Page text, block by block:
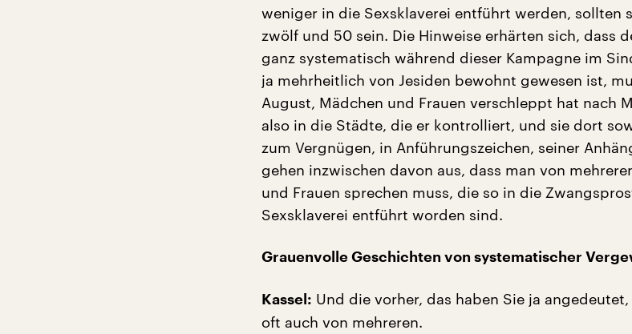
weniger in die Sexsklaverei entführt werden, sollten
zwölf und 50 sein. Die Hinweise erhärten sich, dass
ganz systematisch während dieser Kampagne im
ja mehrheitlich von Jesiden bewohnt gewesen ist,
August, Mädchen und Frauen verschleppt hat nach
also in die Städte, die er kontrolliert, und sie dort
zum Vergnügen, in Anführungszeichen, seiner
gehen inzwischen davon aus, dass man von
und Frauen sprechen muss, die so in die
Sexsklaverei entführt worden sind.
Grauenvolle Geschichten von systematischer
Kassel: Und die vorher, das haben Sie ja
oft auch von mehreren.